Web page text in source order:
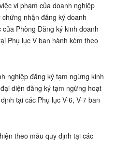
vi phạm của doanh nghiệp
nhận đăng ký doanh
Phòng Đăng ký kinh doanh
Phụ lục V ban hành kèm theo
nghiệp đăng ký tạm ngừng kinh
diện đăng ký tạm ngừng hoạt
tại các Phụ lục V-6, V-7 ban
theo mẫu quy định tại các